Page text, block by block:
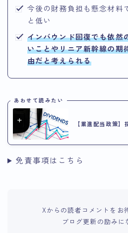
今後の財務負担も懸念材料
と低い
インバウンド回復でも依然
いことやリニア新幹線の期
由だと考えられる
あわせて読みたい
【累進配当政策
免責事項はこちら
Xからの読者コメントをお
ブログ更新の励みに